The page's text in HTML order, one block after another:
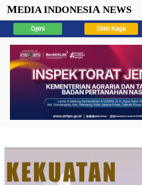
MEDIA INDONESIA NEWS
Opini Olah Raga